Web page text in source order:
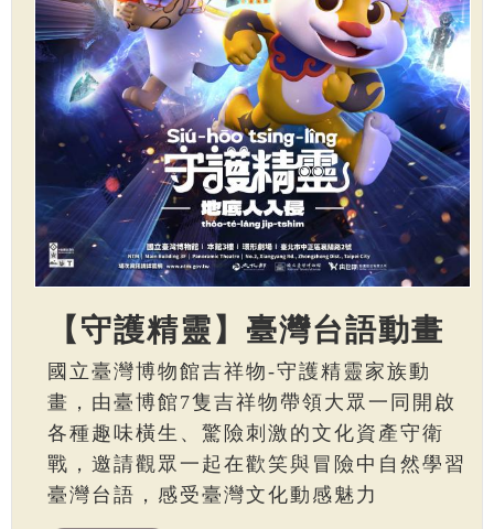
【守護精靈】臺灣台語動畫
國立臺灣博物館吉祥物-守護精靈家族動
畫，由臺博館7隻吉祥物帶領大眾一同開啟
各種趣味橫生、驚險刺激的文化資產守衛
戰，邀請觀眾一起在歡笑與冒險中自然學習
臺灣台語，感受臺灣文化動感魅力